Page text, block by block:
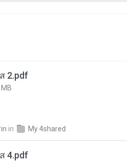
2.pdf
in My 4shared
4.pdf